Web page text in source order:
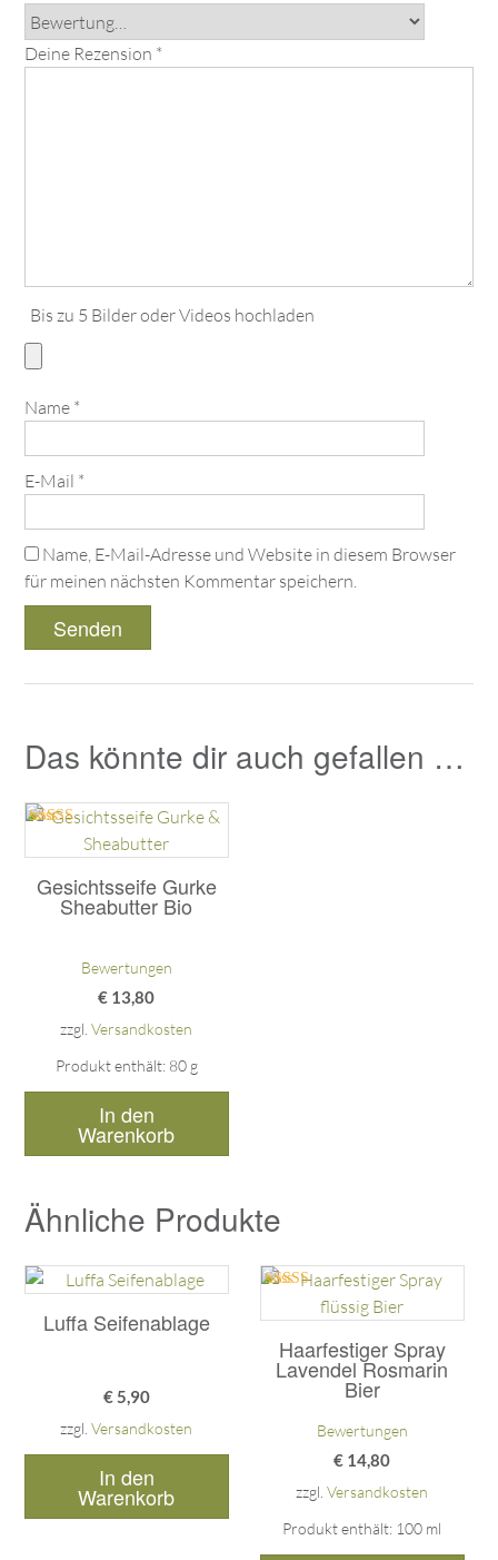
Deine Rezension *
Bis zu 5 Bilder oder Videos hochladen
Name *
E-Mail *
Name, E-Mail-Adresse und Website in diesem Browser
für meinen nächsten Kommentar speichern.
Das könnte dir auch gefallen …
Gesichtsseife Gurke
Sheabutter Bio
Bewertet mit
Bewertungen
€ 13,80
zzgl.Versandkosten
Produkt enthält: 80 g
In den
Warenkorb
Ähnliche Produkte
Luffa Seifenablage
€5,90
zzgl.Versandkosten
In den
Warenkorb
Haarfestiger Spray
Lavendel Rosmarin
Bier
Bewertet mit
Bewertungen
€ 14,80
zzgl.Versandkosten
Produkt enthält: 100 ml